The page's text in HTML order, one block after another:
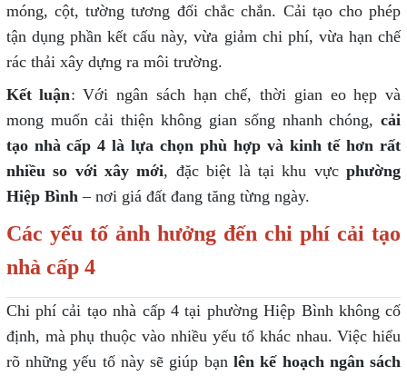
móng, cột, tường tương đối chắc chắn. Cải tạo cho phép
tận dụng phần kết cấu này, vừa giảm chi phí, vừa hạn chế
rác thải xây dựng ra môi trường.
Kết luận: Với ngân sách hạn chế, thời gian eo hẹp và
mong muốn cải thiện không gian sống nhanh chóng,cải
tạo nhà cấp 4 là lựa chọn phù hợp và kinh tế hơn rất
nhiều so với xây mới, đặc biệt là tại khu vựcphường
Hiệp Bình – nơi giá đất đang tăng từng ngày.
Các yếu tố ảnh hưởng đến chi phí cải tạo
nhà cấp 4
Chi phí cải tạo nhà cấp 4 tại phường Hiệp Bình không cố
định, mà phụ thuộc vào nhiều yếu tố khác nhau. Việc hiểu
rõ những yếu tố này sẽ giúp bạnlên kế hoạch ngân sách